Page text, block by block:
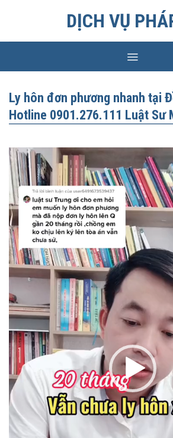
DỊCH VỤ
Ly hôn đơn phương nhanh tại
Hotline 0901.276.111 Luật Sư
Trình
chơi
Video